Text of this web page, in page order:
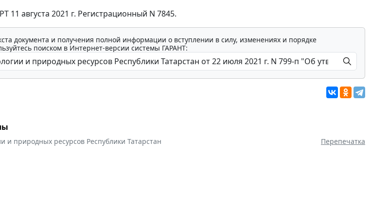
11 августа 2021 г. Регистрационный N 7845.
документа и получения полной информации о вступлении в силу, изменениях и порядке
поиском в Интернет-версии системы ГАРАНТ:
и природных ресурсов Республики Татарстан Перепечатка